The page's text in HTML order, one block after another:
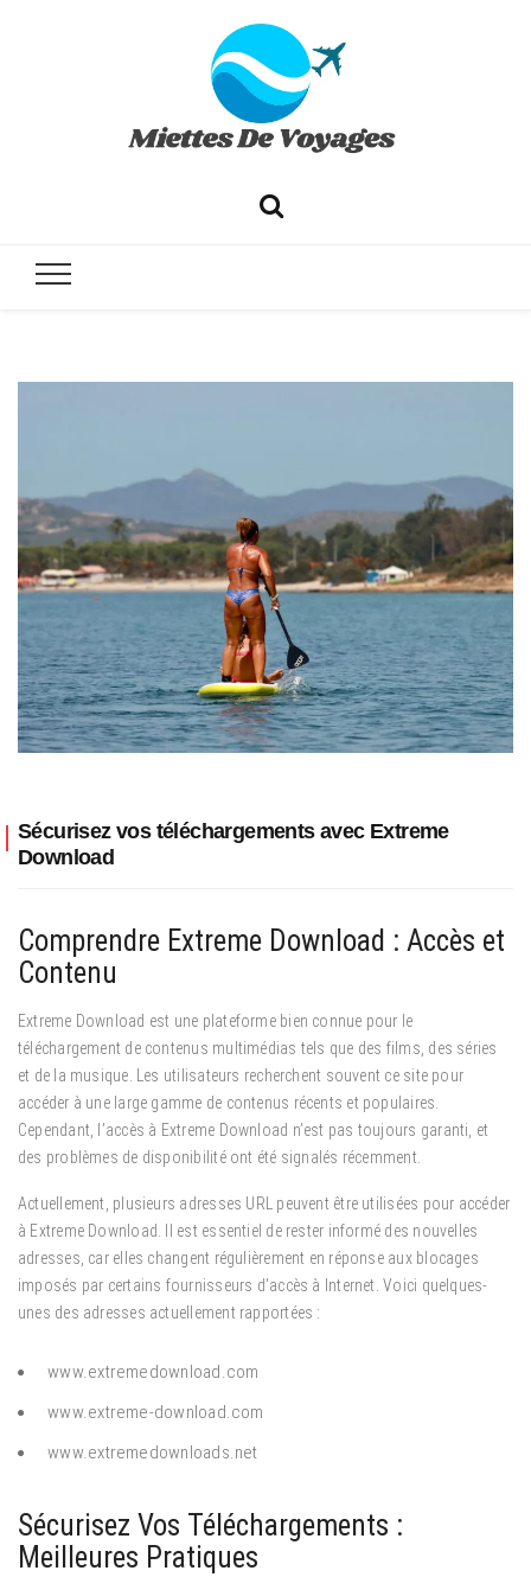
Sécurisez vos téléchargements avec Extreme
Download
Comprendre Extreme Download : Accès et
Contenu
Extreme Download est une plateforme bien connue pour le
téléchargement de contenus multimédias tels que des films, des séries
et de la musique. Les utilisateurs recherchent souvent ce site pour
accéder à une large gamme de contenus récents et populaires.
Cependant, l’accès à Extreme Download n’est pas toujours garanti, et
des problèmes de disponibilité ont été signalés récemment.
Actuellement, plusieurs adresses URL peuvent être utilisées pour accéder
à Extreme Download. Il est essentiel de rester informé des nouvelles
adresses, car elles changent régulièrement en réponse aux blocages
imposés par certains fournisseurs d’accès à Internet. Voici quelques-
unes des adresses actuellement rapportées :
www.extremedownload.com
www.extreme-download.com
www.extremedownloads.net
Sécurisez Vos Téléchargements :
Meilleures Pratiques